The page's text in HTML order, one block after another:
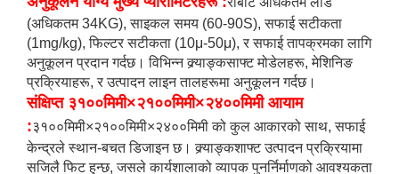
(अधिकतम 34KG), साइकल समय (60-90S), सफाई सटीकता
(1mg/kg), फिल्टर सटीकता (10μ-50μ), र सफाई तापक्रमका लागि
अनुकूलन प्रदान गर्दछ। विभिन्न क्र्याङ्कसाफ्ट मोडेलहरू, मेशिनिङ
प्रक्रियाहरू, र उत्पादन लाइन तालहरूमा अनुकूलन गर्दछ।
संक्षिप्त ३१००मिमी×२१००मिमी×२४००मिमी आयाम
:३१००मिमी×२१००मिमी×२४००मिमी को कुल आकारको साथ, सफाई
केन्द्रले स्थान-बचत डिजाइन छ। क्र्याङ्कशाफ्ट उत्पादन प्रक्रियामा
सजिलै फिट हुन्छ, जसले कार्यशालाको व्यापक पुनर्निर्माणको आवश्यकता